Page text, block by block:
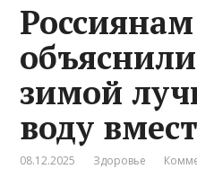
Россиянам
зимой
воду
08.12.2025 Здоровье